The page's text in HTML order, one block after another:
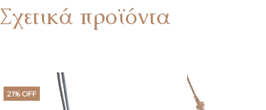
Σχετικά προϊόντα
21% OFF